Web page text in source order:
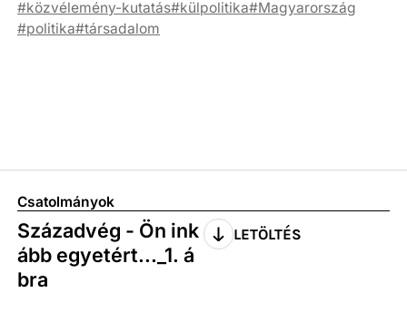
közvélemény-kutatás külpolitika Magyarország
politika társadalom
Csatolmányok
Századvég - Ön ink
ább egyetért..._1. á
bra
LETÖLTÉS